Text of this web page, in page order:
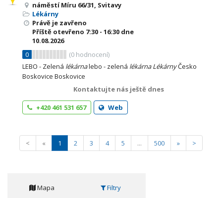
náměstí Míru 66/31, Svitavy
Lékárny
Právě je zavřeno
Příště otevřeno 7:30 - 16:30 dne
10.08.2026
0
(0 hodnocení)
LEBO - Zelená lékárnalebo - zelená lékárna LékárnyČesko
Boskovice Boskovice
Kontaktujte nás ještě dnes
+420 461 531 657 Web
< « 1 2 3 4 5 ... 500 » >
Mapa Filtry